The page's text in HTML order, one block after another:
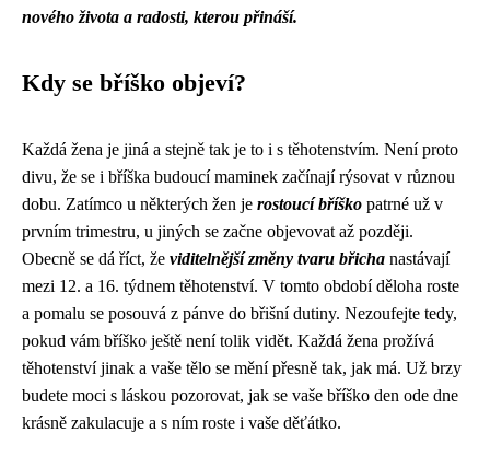
nového života a radosti, kterou přináší.
Kdy se bříško objeví?
Každá žena je jiná a stejně tak je to i s těhotenstvím. Není proto
divu, že se i bříška budoucí maminek začínají rýsovat v různou
dobu. Zatímco u některých žen je rostoucí bříško patrné už v
prvním trimestru, u jiných se začne objevovat až později.
Obecně se dá říct, že viditelnější změny tvaru břicha nastávají
mezi 12. a 16. týdnem těhotenství. V tomto období děloha roste
a pomalu se posouvá z pánve do břišní dutiny. Nezoufejte tedy,
pokud vám bříško ještě není tolik vidět. Každá žena prožívá
těhotenství jinak a vaše tělo se mění přesně tak, jak má. Už brzy
budete moci s láskou pozorovat, jak se vaše bříško den ode dne
krásně zakulacuje a s ním roste i vaše děťátko.